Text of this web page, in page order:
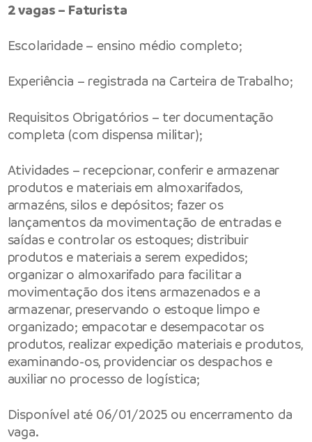
2 vagas – Faturista
Escolaridade – ensino médio completo;
Experiência – registrada na Carteira de Trabalho;
Requisitos Obrigatórios – ter documentação
completa (com dispensa militar);
Atividades – recepcionar, conferir e armazenar
produtos e materiais em almoxarifados,
armazéns, silos e depósitos; fazer os
lançamentos da movimentação de entradas e
saídas e controlar os estoques; distribuir
produtos e materiais a serem expedidos;
organizar o almoxarifado para facilitar a
movimentação dos itens armazenados e a
armazenar, preservando o estoque limpo e
organizado; empacotar e desempacotar os
produtos, realizar expedição materiais e produtos,
examinando-os, providenciar os despachos e
auxiliar no processo de logística;
Disponível até 06/01/2025 ou encerramento da
vaga.